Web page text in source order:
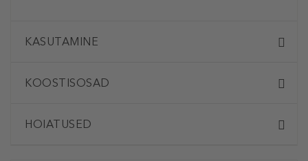
KASUTAMINE
KOOSTISOSAD
HOIATUSED